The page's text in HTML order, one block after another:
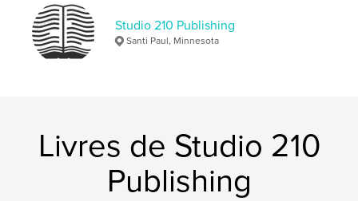
Date de publication:
LangueEnglish
Mots-clés
Studio 210 Publishing
Santi Paul, Minnesota
Livres de Studio 210
Publishing